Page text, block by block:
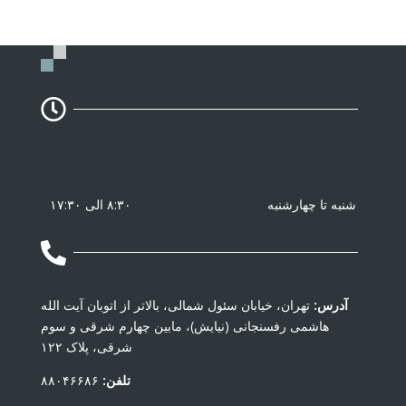

شنبه تا چهارشنبه ۸:۳۰ الی ۱۷:۳۰

آدرس: تهران، خیابان سئول شمالی، بالاتر از اتوبان آیت الله
هاشمی رفسنجانی (نیایش)، مابین چهارم شرقی و سوم
شرقی، پلاک ۱۲۲
تلفن: ۸۸۰۴۶۶۸۶